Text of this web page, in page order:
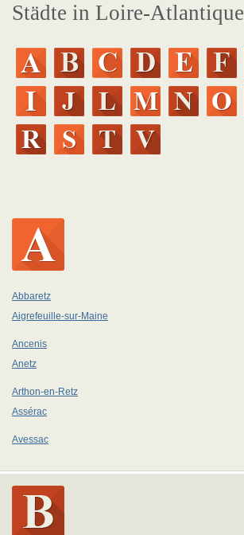
Städte in Loire-Atlantique
Abbaretz
Aigrefeuille-sur-Maine
Ancenis
Anetz
Arthon-en-Retz
Assérac
Avessac